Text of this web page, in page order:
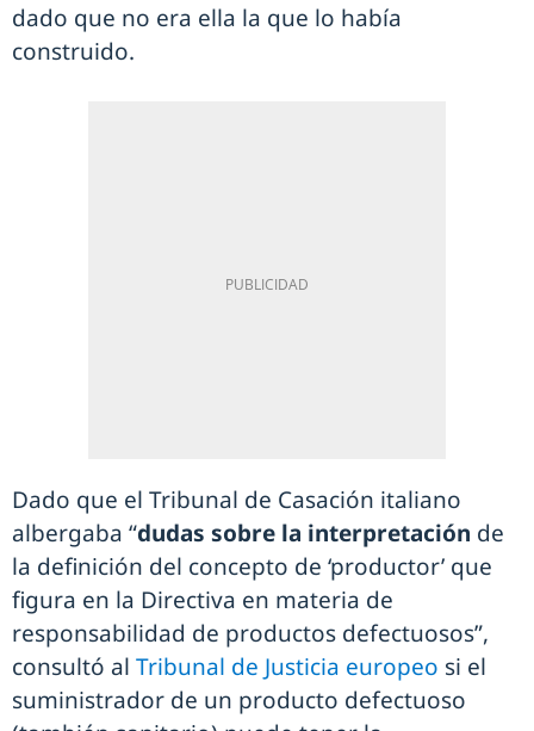
dado que no era ella la que lo había
construido.
Dado que el Tribunal de Casación italiano
albergaba “dudas sobre la interpretación de
la definición del concepto de ‘productor’ que
figura en la Directiva en materia de
responsabilidad de productos defectuosos”,
consultó al Tribunal de Justicia europeo si el
suministrador de un producto defectuoso